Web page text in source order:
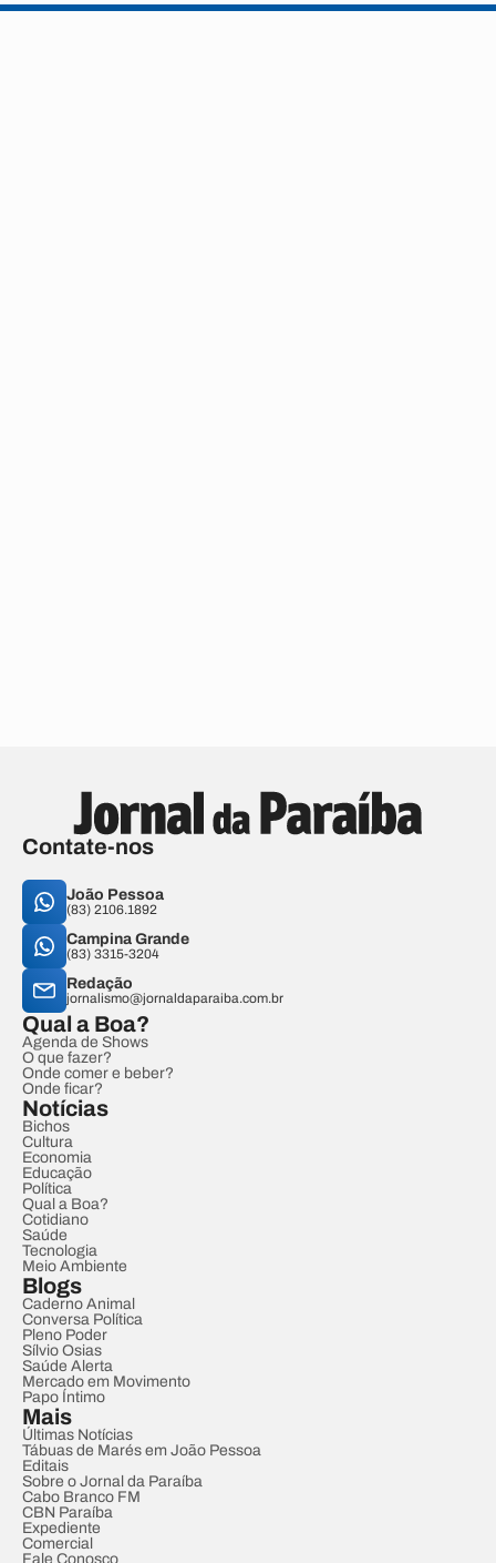
Contate-nos
João Pessoa
(83) 2106.1892
Campina Grande
(83) 3315-3204
Redação
jornalismo@jornaldaparaiba.com.br
Qual a Boa?
Agenda de Shows
O que fazer?
Onde comer e beber?
Onde ficar?
Notícias
Bichos
Cultura
Economia
Educação
Política
Qual a Boa?
Cotidiano
Saúde
Tecnologia
Meio Ambiente
Blogs
Caderno Animal
Conversa Política
Pleno Poder
Sílvio Osias
Saúde Alerta
Mercado em Movimento
Papo Íntimo
Mais
Últimas Notícias
Tábuas de Marés em João Pessoa
Editais
Sobre o Jornal da Paraíba
Cabo Branco FM
CBN Paraíba
Expediente
Comercial
Fale Conosco